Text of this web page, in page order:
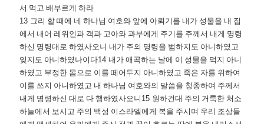
서 먹고 배부르게 하라
13 그리 할 때에 네 하나님 여호와 앞에 아뢰기를 내가 성물을 내 집
에서 내어 레위인과 객과 고아와 과부에게 주기를 주께서 내게 명령
하신 명령대로 하였사오니 내가 주의 명령을 범하지도 아니하였고
잊지도 아니하였나이다14내가 애곡하는 날에 이 성물을 먹지 아니
하였고 부정한 몸으로 이를 떼어두지 아니하였고 죽은 자를 위하여
이를 쓰지 아니하였고 내 하나님 여호와의 말씀을 청종하여 주께서
내게 명령하신 대로 다 행하였사오니 15 원하건대 주의 거룩한 처소
하늘에서 보시고 주의 백성 이스라엘에게 복을 주시며 우리 조상들